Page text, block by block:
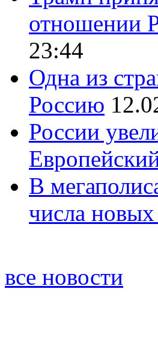
отношении
23:44
Одна из
Россию
России
В
числа
все новости